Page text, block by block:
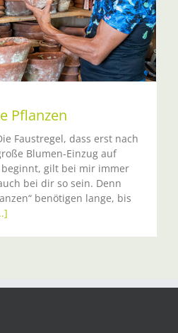
Pflanzen
Faustregel, dass erst nach
Blumen-Einzug auf
beginnt, gilt bei mir immer
bei dir so sein. Denn
benötigen lange, bis